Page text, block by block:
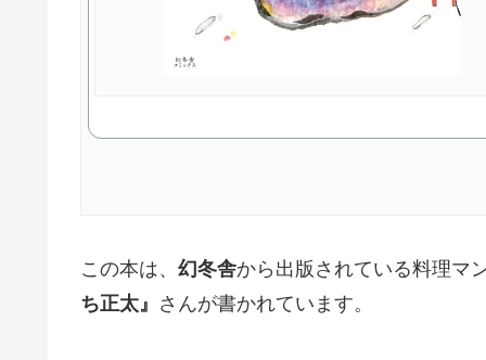
この本は、 幻冬舎から出版されている料理マ
ち正太』 さんが書かれています。